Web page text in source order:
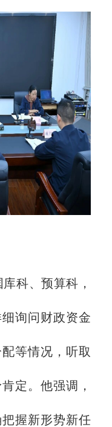
科、预算科，
询问财政资金
等情况，听取
定。他强调，
握新形势新任